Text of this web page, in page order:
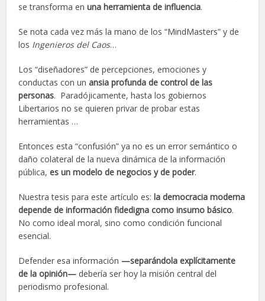
se transforma enuna herramienta de influencia.
Se nota cada vez más la mano de los “MindMasters” y de
los Ingenieros del Caos…
Los “diseñadores” de percepciones, emociones y
conductas con unansia profunda de control de las
personas. Paradójicamente, hasta los gobiernos
Libertarios no se quieren privar de probar estas
herramientas …
Entonces esta “confusión” ya no es un error semántico o
daño colateral de la nueva dinámica de la información
pública,es un modelo de negocios y de poder.
Nuestra tesis para este artículo es:la democracia moderna
depende de información fidedigna como insumo básico.
No como ideal moral, sino como condición funcional
esencial.
Defender esa información —separándola explícitamente
de la opinión— debería ser hoy la misión central del
periodismo profesional.